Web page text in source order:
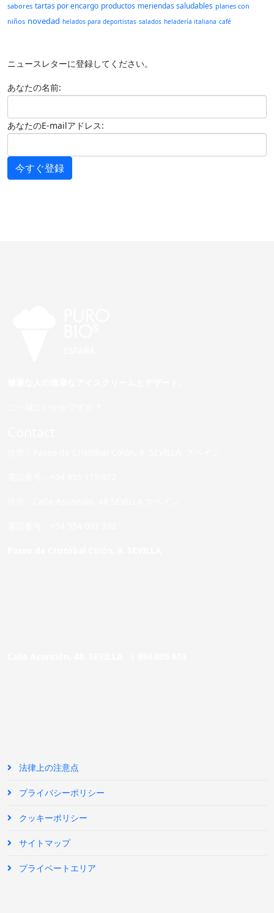
sabores tartas por encargo productos meriendas saludables planes con
niños novedad helados para deportistas salados heladería italiana café
ニュースレターに登録してください。
あなたの名前:
あなたのE-mailアドレス:
今すぐ登録
法律上の注意点
プライバシーポリシー
クッキーポリシー
サイトマップ
プライベートエリア